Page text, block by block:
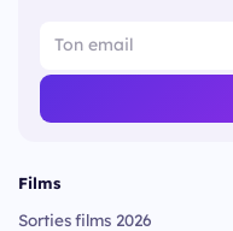
Films
Sorties films 2026